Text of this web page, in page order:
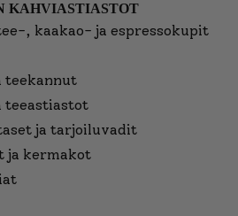
KAHVIASTIASTOT
, kaakao- ja espressokupit
teekannut
teeastiastot
ja tarjoiluvadit
ja kermakot